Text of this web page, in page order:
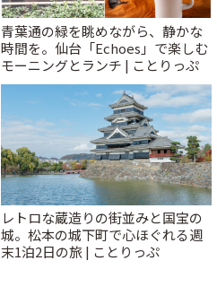
青葉通の緑を眺めながら、静かな
時間を。仙台「Echoes」で楽しむ
モーニングとランチ | ことりっぷ
レトロな蔵造りの街並みと国宝の
城。松本の城下町で心ほぐれる週
末1泊2日の旅 | ことりっぷ